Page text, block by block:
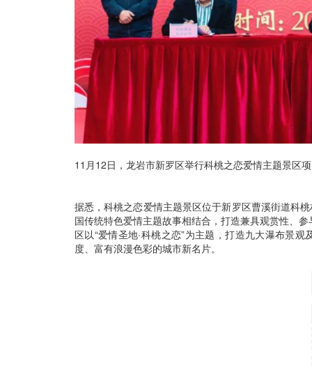
11月12日，龙岩市新罗区举行科桃之恋爱情主题景区
据悉，科桃之恋爱情主题景区位于新罗区曹溪街道科
国传统特色爱情主题故事相结合，打造兼具观赏性、
区以“爱情圣地·科桃之恋”为主题，打造九大瀑布景
度、富有浪漫色彩的城市新名片。